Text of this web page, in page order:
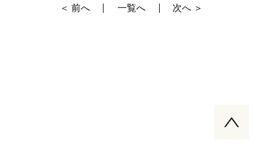
＜ 前へ 一覧へ 次へ ＞